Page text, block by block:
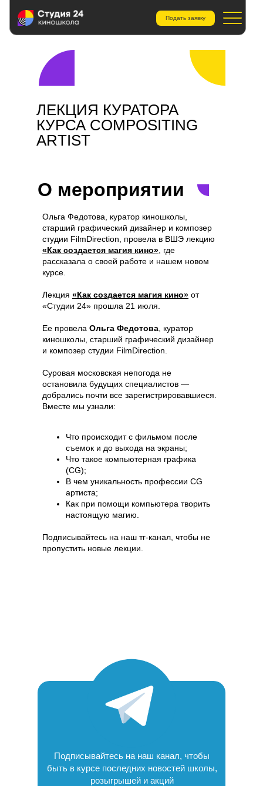
Подать заявку
ЛЕКЦИЯ КУРАТОРА
КУРСА COMPOSITING
ARTIST
О мероприятии
Ольга Федотова, куратор киношколы,
старший графический дизайнер и композер
студии FilmDirection, провела в ВШЭ лекцию
«Как создается магия кино» , где
рассказала о своей работе и нашем новом
курсе.
Лекция «Как создается магия кино» от
«Студии 24» прошла 21 июля.
Ее провела Ольга Федотова , куратор
киношколы, старший графический дизайнер
и композер студии FilmDirection.
Суровая московская непогода не
остановила будущих специалистов —
добрались почти все зарегистрировавшиеся.
Вместе мы узнали:
Что происходит с фильмом после
съемок и до выхода на экраны;
Что такое компьютерная графика
(CG);
В чем уникальность профессии CG
артиста;
Как при помощи компьютера творить
настоящую магию.
Подписывайтесь на наш тг-канал, чтобы не
пропустить новые лекции.
Подписывайтесь на наш канал, чтобы
быть в курсе последних новостей школы,
розыгрышей и акций